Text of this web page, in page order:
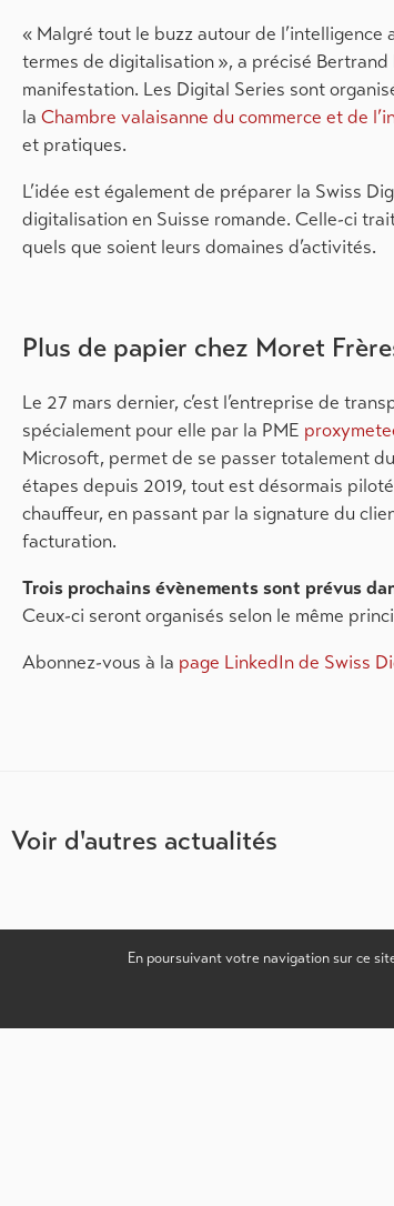
« Malgré tout le buzz autour de
termes de digitalisation », a précisé
manifestation. Les Digital Series sont
la Chambre valaisanne du commerce et de
et pratiques.
L’idée est également de préparer la Swiss
digitalisation en Suisse romande. Celle-ci
quels que soient leurs domaines d’activités.
Plus de papier chez Moret
Le 27 mars dernier, c’est l’entreprise de
spécialement pour elle par la PME
Microsoft, permet de se passer totalement
étapes depuis 2019, tout est désormais
chauffeur, en passant par la signature du
facturation.
Trois prochains évènements sont prévus
Ceux-ci seront organisés selon le même
Abonnez-vous à la page LinkedIn de Swiss
Voir d'autres actualités
En poursuivant votre navigation sur ce